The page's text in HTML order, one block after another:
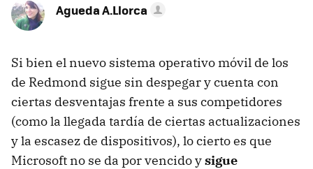
Agueda A.Llorca
Si bien el nuevo sistema operativo móvil de los
de Redmond sigue sin despegar y cuenta con
ciertas desventajas frente a sus competidores
(como la llegada tardía de ciertas actualizaciones
y la escasez de dispositivos), lo cierto es que
Microsoft no se da por vencido ysigue